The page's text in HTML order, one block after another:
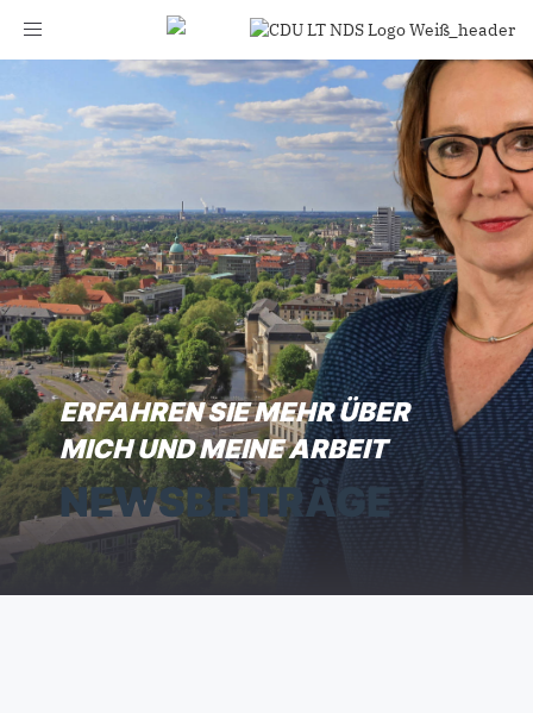
Toggle
ERFAHREN SIE MEHR ÜBER
MICH UND MEINE ARBEIT
NEWSBEITRÄGE